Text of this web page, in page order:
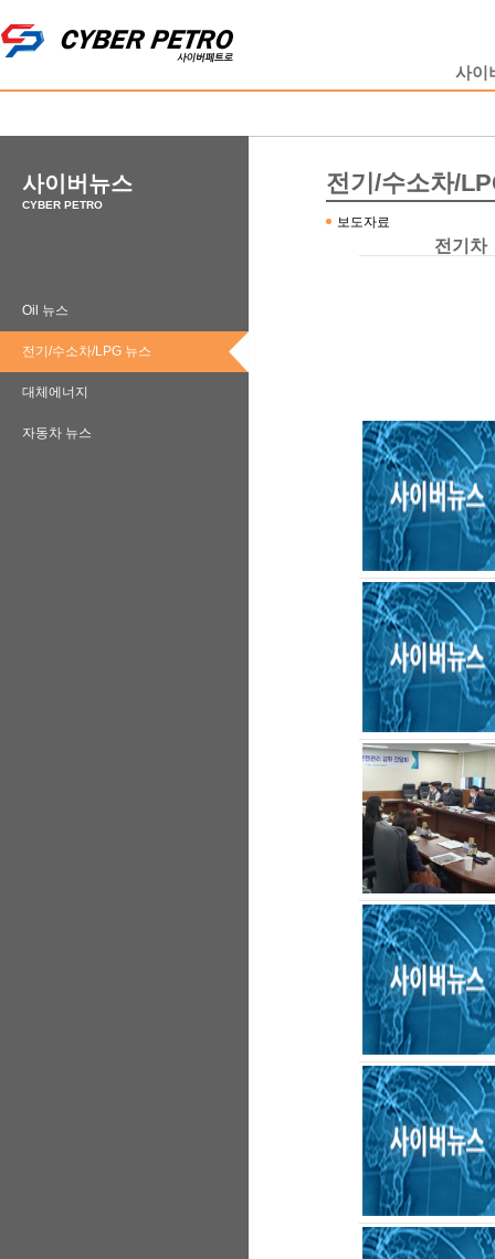
사이
사이버뉴스
CYBER PETRO
Oil 뉴스
전기/수소차/LPG 뉴스
대체에너지
자동차 뉴스
전기/수소차/
보도자료
전기차